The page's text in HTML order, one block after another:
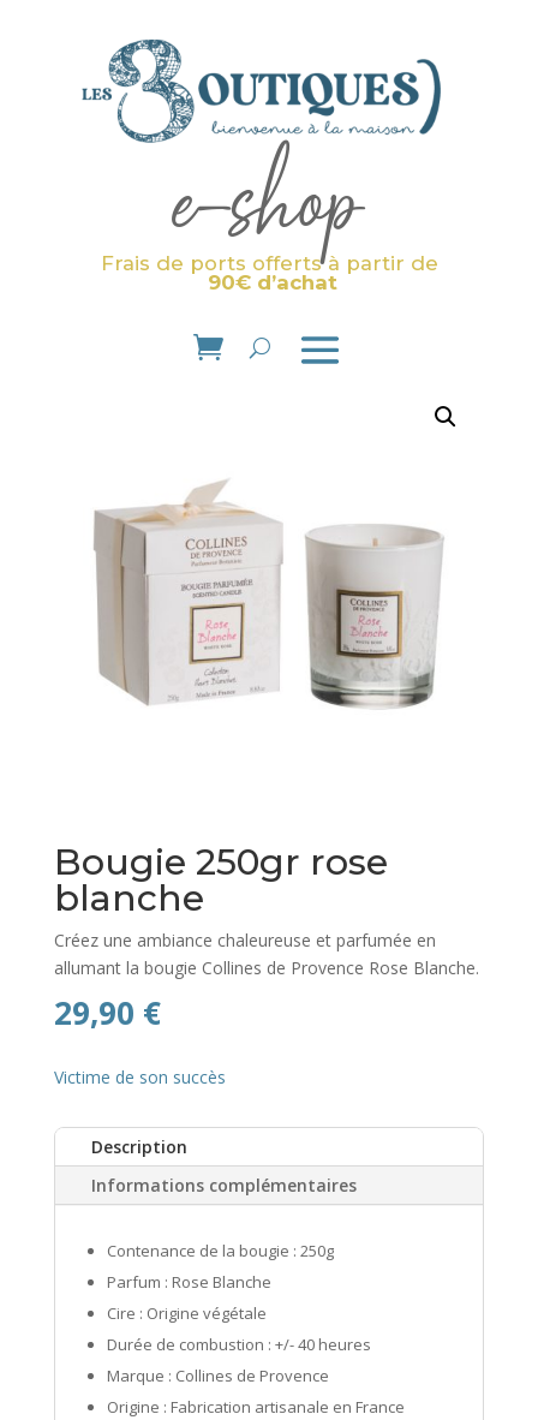
e-shop
Frais de ports offerts à partir de
90€ d’achat
Bougie 250gr rose
blanche
Créez une ambiance chaleureuse et parfumée en
allumant la bougie Collines de Provence Rose Blanche.
29,90 €
Victime de son succès
Description
Informations complémentaires
Contenance de la bougie : 250g
Parfum : Rose Blanche
Cire : Origine végétale
Durée de combustion : +/- 40 heures
Marque : Collines de Provence
Origine : Fabrication artisanale en France